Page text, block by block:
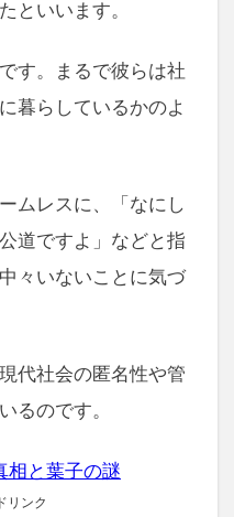
といいます。
す。まるで彼らは社
暮らしているかのよ
ムレスに、「なにし
道ですよ」などと指
々いないことに気づ
代社会の匿名性や管
るのです。
相と葉子の謎
リンク